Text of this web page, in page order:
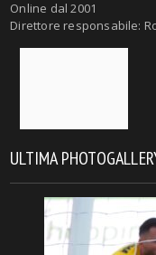
Online dal 2001
Direttore responsabile:
ULTIMA